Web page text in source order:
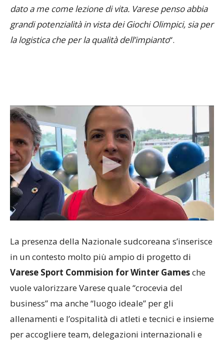
dato a me come lezione di vita. Varese penso abbia
grandi potenzialità in vista dei Giochi Olimpici, sia per
la logistica che per la qualità dell’impianto“.
in un contesto molto più ampio di progetto di
Varese Sport Commision for Winter Games
vuole valorizzare Varese quale “crocevia del
business” ma anche “luogo ideale” per gli
allenamenti e l’ospitalità di atleti e tecnici e insieme
per accogliere team, delegazioni internazionali e